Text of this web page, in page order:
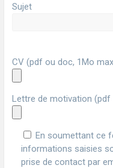
Sujet
CV (pdf ou doc, 1Mo
Lettre de motivation
En soumettant ce
informations saisies
prise de contact par